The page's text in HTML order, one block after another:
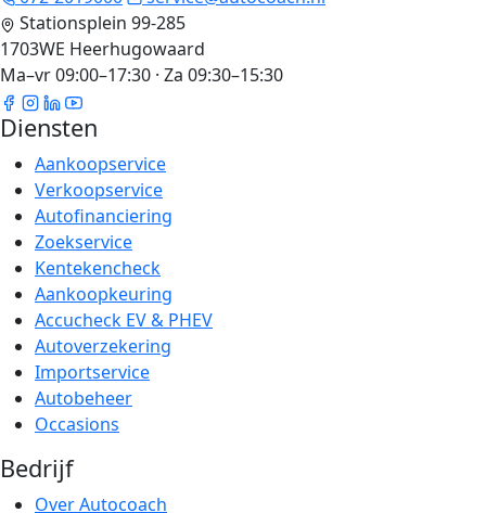
Stationsplein 99-285
1703WE Heerhugowaard
Ma–vr 09:00–17:30 · Za 09:30–15:30
Diensten
Aankoopservice
Verkoopservice
Autofinanciering
Zoekservice
Kentekencheck
Aankoopkeuring
Accucheck EV & PHEV
Autoverzekering
Importservice
Autobeheer
Occasions
Bedrijf
Over Autocoach